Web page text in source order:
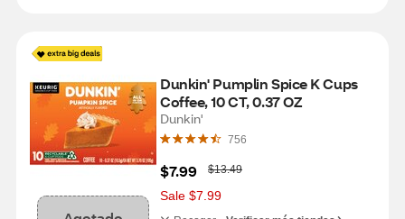
Dunkin' Pumplin Spice K Cups
Coffee, 10 CT, 0.37 OZ
Dunkin'
756
$7.99
W
a
s
$13.49
Sale $7.99